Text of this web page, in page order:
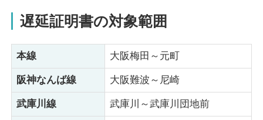
遅延証明書の対象範囲
本線 大阪梅田～元町
阪神なんば線 大阪難波～尼崎
武庫川線 武庫川～武庫川団地前